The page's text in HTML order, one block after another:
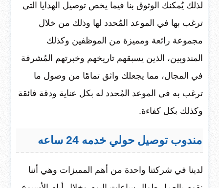
لذلك يُمكنك الوثوق بنا فيما يخص توصيل الهدايا التي
ترغب بها في الموعد المُحدد لها وذلك من خلال
مجموعة رائعة ومميزة من الموظفين وكذلك
المندوبين، الذين يسبقهم تاريخهم وخبرتهم المُشرفة
في المجال، مما يجعلك واثق تمامًا من وصول ما
ترغب به في الموعد المُحدد له بكل عناية ودقة فائقة
وكذلك بكل كفاءة.
مندوب توصيل حولي خدمه 24 ساعه
لدينا في شركتنا واحدة من أهم المميزات وهي أننا